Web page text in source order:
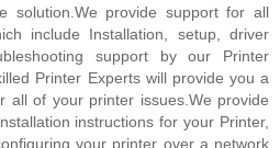
solution.We provide support for all
include Installation, setup, driver
support by our Printer
Printer Experts will provide you a
all of your printer issues.We provide
instructions for your Printer,
your printer over a network